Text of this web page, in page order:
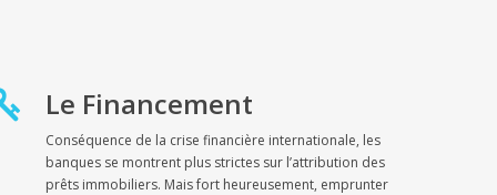
Le Financement
Conséquence de la crise financière internationale, les
banques se montrent plus strictes sur l’attribution des
prêts immobiliers. Mais fort heureusement, emprunter